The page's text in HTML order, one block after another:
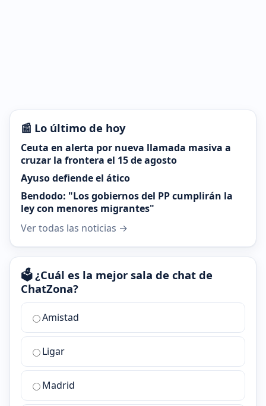
📰 Lo último de hoy
Ceuta en alerta por nueva llamada masiva a
cruzar la frontera el 15 de agosto
Ayuso defiende el ático
Bendodo: "Los gobiernos del PP cumplirán la
ley con menores migrantes"
Ver todas las noticias →
🗳️ ¿Cuál es la mejor sala de chat de
ChatZona?
¿Cuál
la
mejor
sala
chat
Amistad
Ligar
Madrid